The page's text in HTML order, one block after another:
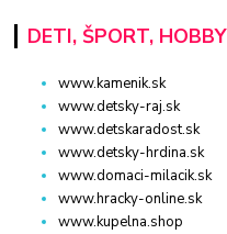
DETI, ŠPORT, HOBBY
www.kamenik.sk
www.detsky-raj.sk
www.detskaradost.sk
www.detsky-hrdina.sk
www.domaci-milacik.sk
www.hracky-online.sk
www.kupelna.shop